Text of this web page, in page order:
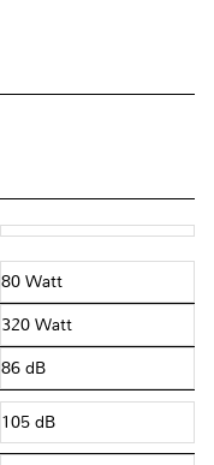
80 Watt
320 Watt
86 dB
105 dB